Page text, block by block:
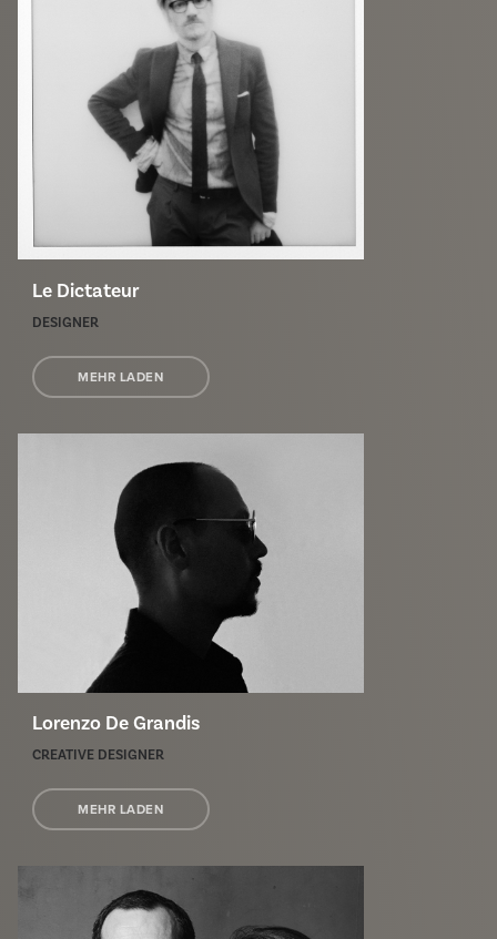
Le Dictateur
DESIGNER
MEHR LADEN
Lorenzo De Grandis
CREATIVE DESIGNER
MEHR LADEN